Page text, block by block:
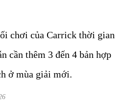
chơi của Carrick thời gian
cần thêm 3 đến 4 bản hợp
ở mùa giải mới.